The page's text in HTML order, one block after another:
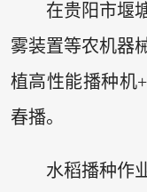
在贵阳市堰
雾装置等农机器
植高性能播种机
春播。
水稻播种作